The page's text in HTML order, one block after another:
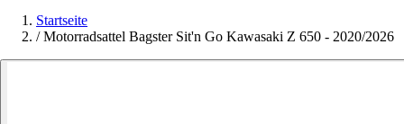
Startseite
/ Motorradsattel Bagster Sit'n Go Kawasaki Z 650 - 2020/2026